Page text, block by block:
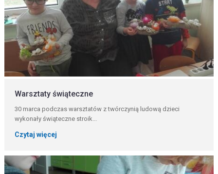
Warsztaty świąteczne
30 marca podczas warsztatów z twórczynią ludową dzieci
wykonały świąteczne stroik...
Czytaj więcej